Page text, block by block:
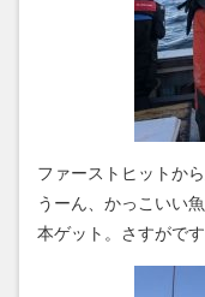
ファーストヒットか
うーん、かっこいい
本ゲット。さすがです